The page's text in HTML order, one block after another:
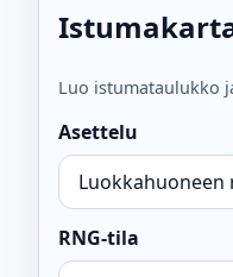
Luo istumataulukko
Asettelu
RNG-tila